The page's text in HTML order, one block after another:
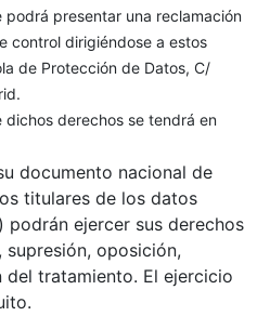
presentar una reclamación
control dirigiéndose a estos
de Protección de Datos, C/
derechos se tendrá en
documento nacional de
titulares de los datos
podrán ejercer sus derechos
oposición,
tratamiento. El ejercicio